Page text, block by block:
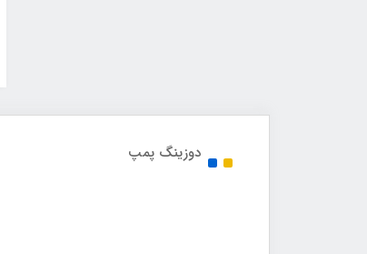
دوزینگ پمپ